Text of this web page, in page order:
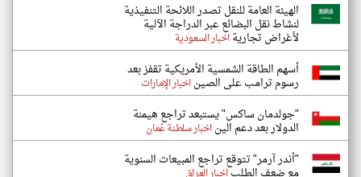
الهيئة العامة للنقل تصدر اللائحة التنفيذية
لنشاط نقل البضائع عبر الدراجة الآلية
لأغراض تجاريةاخبار السعودية
أسهم الطاقة الشمسية الأمريكية تقفز بعد
رسوم ترامب على الصيناخبار الإمارات
"جولدمان ساكس" يستبعد تراجع هيمنة
الدولار بعد دعم اليناخبار سلطنة عُمان
"أندر آرمر" تتوقع تراجع المبيعات السنوية